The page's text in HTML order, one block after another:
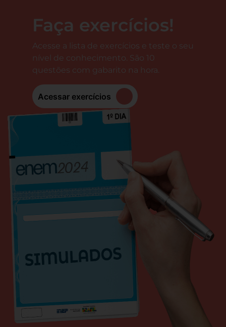
Faça exercícios!
Acesse a lista de exercícios e teste o seu
nível de conhecimento. São 10
questões com gabarito na hora.
Acessar exercícios